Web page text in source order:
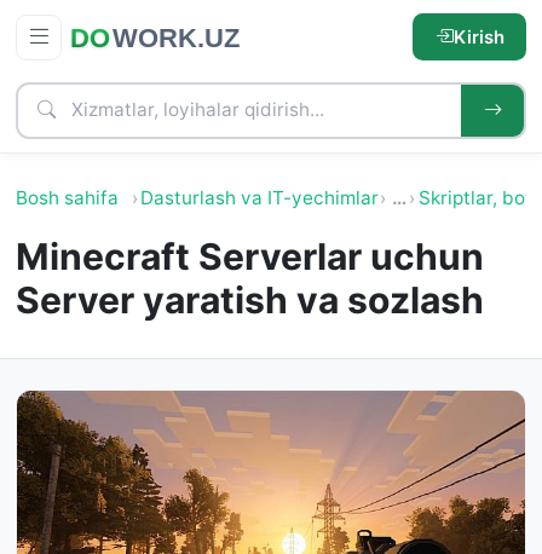
Kirish
Bosh sahifa Dasturlash va IT-yechimlar … Skriptlar,
Minecraft Serverlar uchun
Server yaratish va sozlash